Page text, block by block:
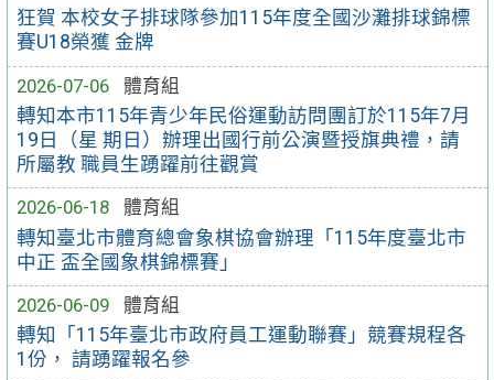
狂賀 本校女子排球隊參加115年度全國沙灘排球錦標
賽U18榮獲 金牌
2026-07-06
體育組
轉知本市115年青少年民俗運動訪問團訂於115年7月
19日（星 期日）辦理出國行前公演暨授旗典禮，請
所屬教 職員生踴躍前往觀賞
2026-06-18
體育組
轉知臺北市體育總會象棋協會辦理「115年度臺北市
中正 盃全國象棋錦標賽」
2026-06-09
體育組
轉知「115年臺北市政府員工運動聯賽」競賽規程各
1份， 請踴躍報名參